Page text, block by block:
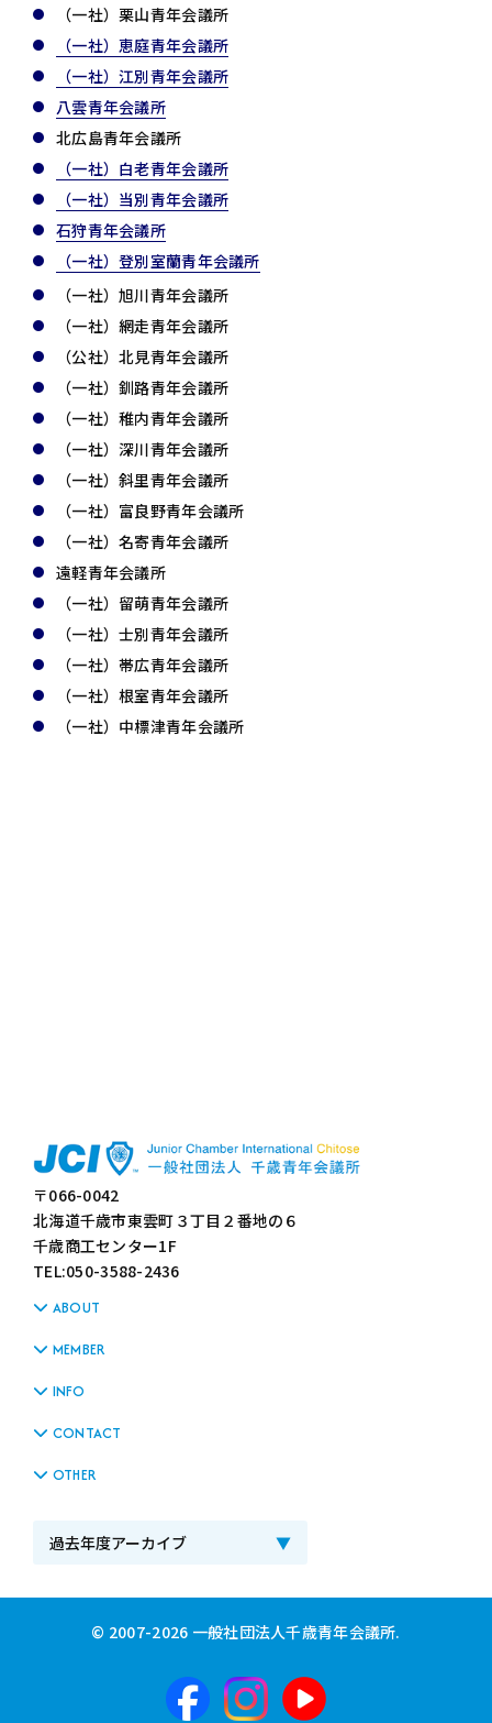
（一社）栗山青年会議所
（一社）恵庭青年会議所
（一社）江別青年会議所
八雲青年会議所
北広島青年会議所
（一社）白老青年会議所
（一社）当別青年会議所
石狩青年会議所
（一社）登別室蘭青年会議所
（一社）旭川青年会議所
（一社）網走青年会議所
（公社）北見青年会議所
（一社）釧路青年会議所
（一社）稚内青年会議所
（一社）深川青年会議所
（一社）斜里青年会議所
（一社）富良野青年会議所
（一社）名寄青年会議所
遠軽青年会議所
（一社）留萌青年会議所
（一社）士別青年会議所
（一社）帯広青年会議所
（一社）根室青年会議所
（一社）中標津青年会議所
〒066-0042
北海道千歳市東雲町３丁目２番地の６
千歳商工センター1F
TEL:050-3588-2436
ABOUT
MEMBER
INFO
CONTACT
OTHER
© 2007-2026 一般社団法人千歳青年会議所.